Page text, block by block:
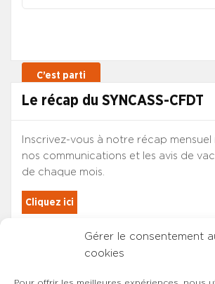
Gérer le consentement
cookies
Le récap du SYNCASS-CFDT
Inscrivez-vous à notre récap
nos communications et les avis de
de chaque mois.
Cliquez ici
Les adhérents du SYNCASS-CFDT
sont automatiquement inscrits.